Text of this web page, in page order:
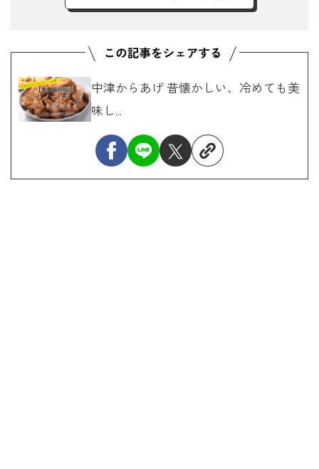
中津からあげ 昔懐かしい、冷めても美
味し...